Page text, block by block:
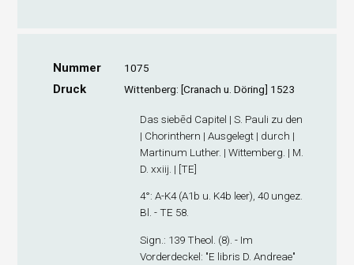
Nummer 1075
Druck Wittenberg: [Cranach u. Döring] 1523
Das siebēd Capitel | S. Pauli zu den
| Chorinthern | Ausgelegt | durch |
Martinum Luther. | Wittemberg. | M.
D. xxiij. | [TE]
4°: A-K4(A1b u. K4b leer), 40 ungez.
Bl. - TE 58.
Sign. : 139 Theol. (8). - Im
Vorderdeckel: "E libris D. Andreae"